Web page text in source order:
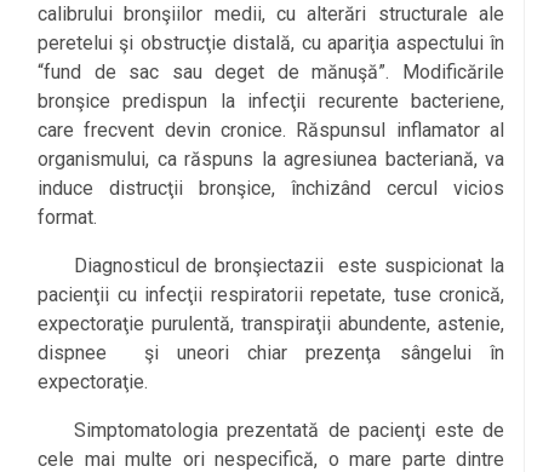
calibrului bronşiilor medii, cu alterări structurale ale
peretelui şi obstrucţie distală, cu apariţia aspectului în
“fund de sac sau deget de mănuşă”. Modificările
bronşice predispun la infecţii recurente bacteriene,
care frecvent devin cronice. Răspunsul inflamator al
organismului, ca răspuns la agresiunea bacteriană, va
induce distrucţii bronşice, închizând cercul vicios
format.
Diagnosticul de bronşiectazii este suspicionat la
pacienţii cu infecţii respiratorii repetate, tuse cronică,
expectoraţie purulentă, transpiraţii abundente, astenie,
dispnee şi uneori chiar prezenţa sângelui în
expectoraţie.
Simptomatologia prezentată de pacienţi este de
cele mai multe ori nespecifică, o mare parte dintre